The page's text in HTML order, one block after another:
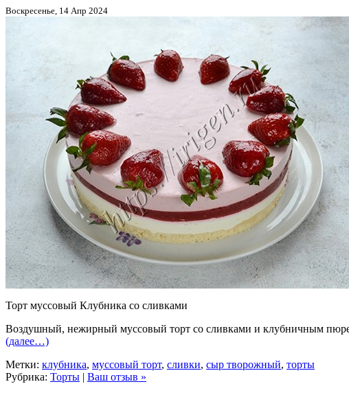
Воскресенье, 14 Апр 2024
Торт муссовый Клубника со сливками
Воздушный, нежирный муссовый торт со сливками и клубничным пюре.
(далее…)
Метки: клубника, муссовый торт, сливки, сыр творожный, торты
Рубрика: Торты | Ваш отзыв »